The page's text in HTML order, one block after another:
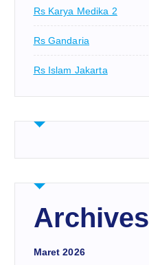
Rs Karya Medika 2
Rs Gandaria
Rs Islam Jakarta
Archives
Maret 2026